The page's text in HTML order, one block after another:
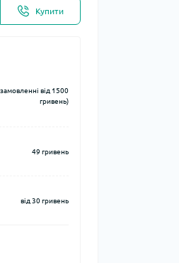
Купити
від 1500
гривень)
49 гривень
від 30 гривень